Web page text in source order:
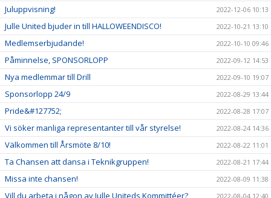
Juluppvisning! 2022-12-06 10:13
Julle United bjuder in till HALLOWEENDISCO! 2022-10-21 13:10
Medlemserbjudande! 2022-10-10 09:46
Påminnelse, SPONSORLOPP 2022-09-12 14:53
Nya medlemmar till Drill 2022-09-10 19:07
Sponsorlopp 24/9 2022-08-29 13:44
Pride&#127752; 2022-08-28 17:07
Vi söker manliga representanter till vår styrelse! 2022-08-24 14:36
Välkommen till Årsmöte 8/10! 2022-08-22 11:01
Ta Chansen att dansa i Teknikgruppen! 2022-08-21 17:44
Missa inte chansen! 2022-08-09 11:38
Vill du arbeta i någon av Julle Uniteds Kommittéer? 2022-08-04 12:40